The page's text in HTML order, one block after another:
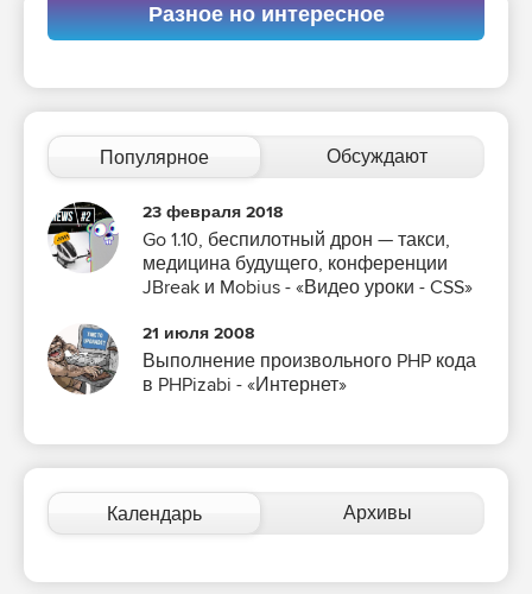
Разное но интересное
Популярное Обсуждают
23 февраля 2018
Go 1.10, беспилотный дрон — такси,
медицина будущего, конференции
JBreak и Mobius - «Видео уроки - CSS»
21 июля 2008
Выполнение произвольного PHP кода
в PHPizabi - «Интернет»
Календарь Архивы